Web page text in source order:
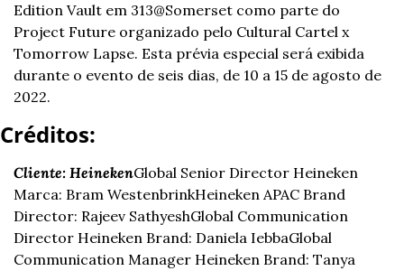
Edition Vault em 313@Somerset como parte do
Project Future organizado pelo Cultural Cartel x
Tomorrow Lapse. Esta prévia especial será exibida
durante o evento de seis dias, de 10 a 15 de agosto de
2022.
Créditos:
Cliente: HeinekenGlobal Senior Director Heineken
Marca: Bram WestenbrinkHeineken APAC Brand
Director: Rajeev SathyeshGlobal Communication
Director Heineken Brand: Daniela IebbaGlobal
Communication Manager Heineken Brand: Tanya